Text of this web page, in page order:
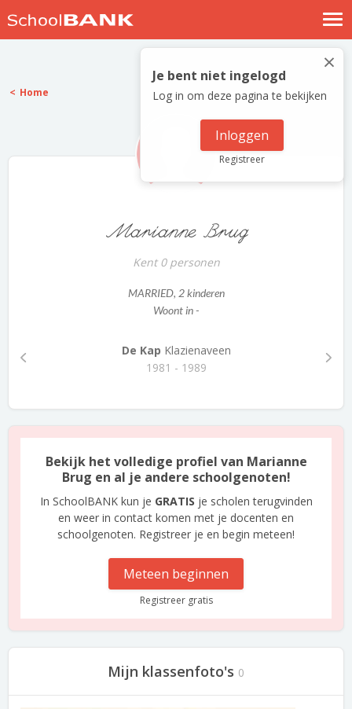
Nostalgische verhalen
Log in
Meld je gratis aan
×
Je bent niet ingelogd
Log in om deze pagina te bekijken
Inloggen
Registreer
Home
Marianne Brug
Kent 0 personen
MARRIED, 2 kinderen
Woont in -
De Kap Klazienaveen
1981 - 1989
Bekijk het volledige profiel van Marianne
Brug en al je andere schoolgenoten!
In SchoolBANK kun je GRATIS je scholen terugvinden
en weer in contact komen met je docenten en
schoolgenoten. Registreer je en begin meteen!
Meteen beginnen
Registreer gratis
Mijn klassenfoto's 0